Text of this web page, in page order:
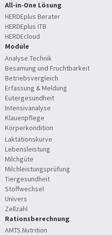
All-in-One Lösung
HERDEplus Berater
HERDEplus ITB
HERDEcloud
Module
Analyse Technik
Besamung und Fruchtbarkeit
Betriebsvergleich
Erfassung & Meldung
Eutergesundheit
Intensivanalyse
Klauenpflege
Körperkondition
Laktationskurve
Lebensleistung
Milchgüte
Milchleistungsprüfung
Tiergesundheit
Stoffwechsel
Univers
Zellzahl
Rationsberechnung
AMTS.Nutrition